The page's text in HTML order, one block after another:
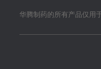
华腾制药的所有产品仅用